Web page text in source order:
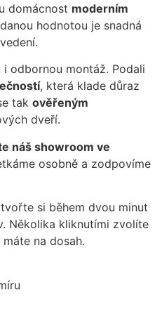
domácnost moderním
hodnotou je snadná
odbornou montáž. Podali
, která klade důraz
tak ověřeným
dveří.
náš showroom ve
osobně a zodpovíme
si během dvou minut
Několika kliknutími zvolíte
na dosah.